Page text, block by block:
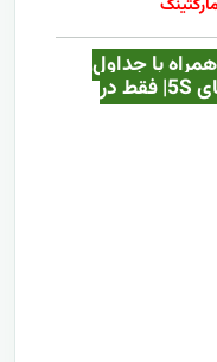
در 37 صفحه همراه با جداول
پرسشنامه نوع رسانه و نیازمندیهای 5S| فقط در